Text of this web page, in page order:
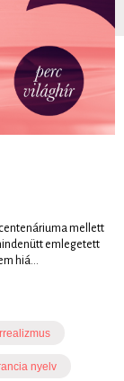
mellett
emlegetett
hiá...
nyelv